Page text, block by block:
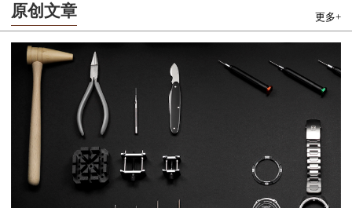
原创文章 更多+